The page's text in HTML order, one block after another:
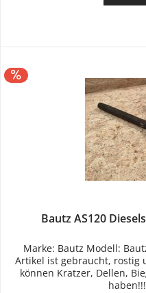
Bautz AS120
Marke: Bautz Modell:
Artikel ist gebraucht, rostig
können Kratzer, Dellen,